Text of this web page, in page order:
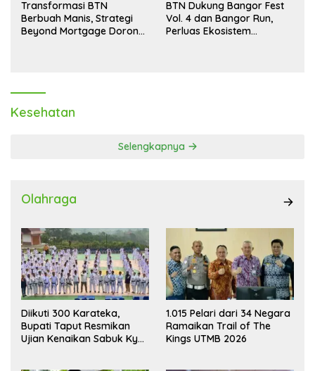
Transformasi BTN
Berbuah Manis, Strategi
Beyond Mortgage Dorong
BTN Dukung Bangor Fest
Vol. 4 dan Bangor Run,
Perluas Ekosistem
Kesehatan
Selengkapnya
Olahraga
Diikuti 300 Karateka,
Bupati Taput Resmikan
Ujian Kenaikan Sabuk Kyu
1.015 Pelari dari 34 Negara
Ramaikan Trail of The
Kings UTMB 2026